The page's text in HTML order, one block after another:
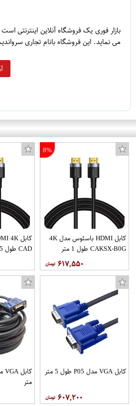
1
0
بازار فوری یک فروشگاه آنلاین اینترنتی
می نماید. این فروشگاه بانام تجاری سرواندیشان از سال 1397 فعالیت
8%
کابل HDMI باسئوس مدل 4K
CAKSX-B0G طول 1 متر
۶۱۷,۵۵۰
CAD طول 5 متر
کابل VGA مدل P05 طول 5 متر
۶۰۷,۲۰۰
متر